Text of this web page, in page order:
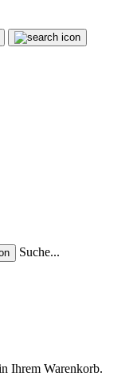
Suche...
Ihrem Warenkorb.